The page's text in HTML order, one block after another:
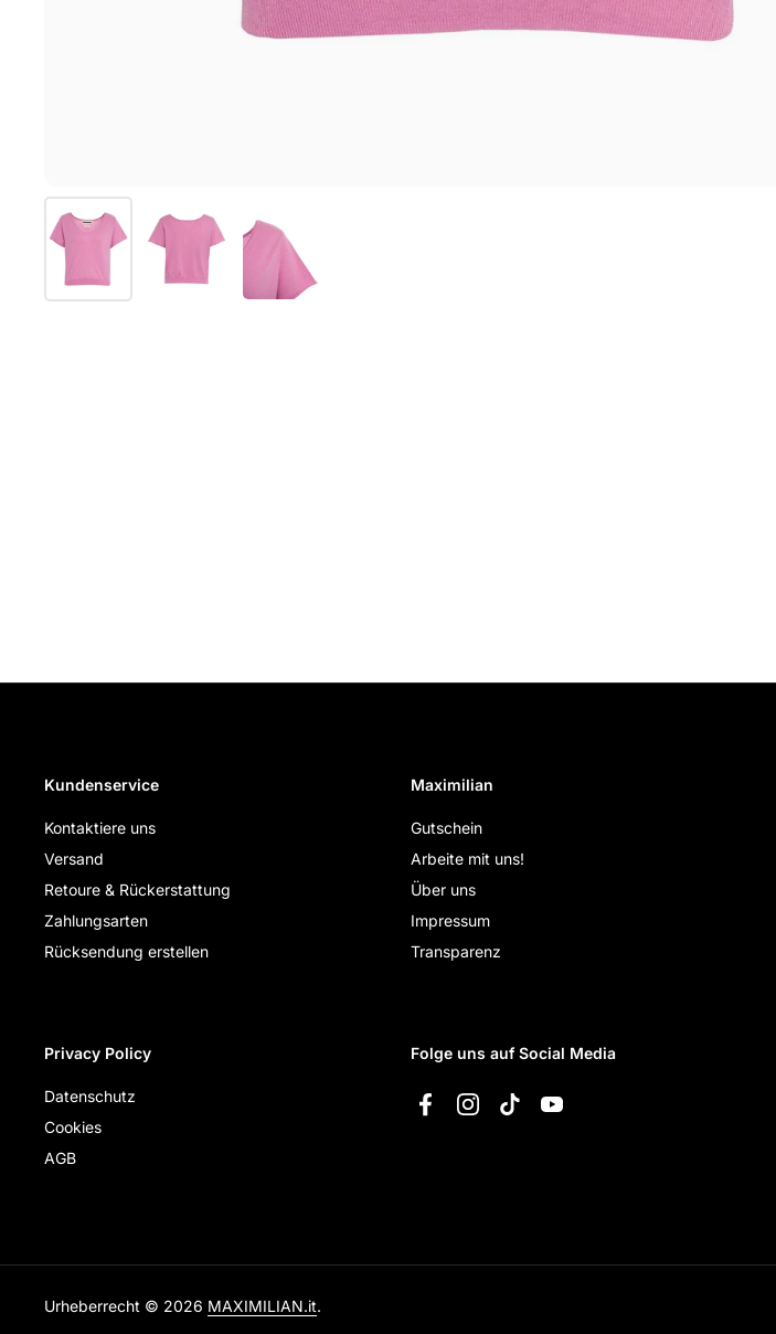
Kundenservice
Kontaktiere uns
Versand
Retoure & Rückerstattung
Zahlungsarten
Rücksendung erstellen
Maximilian
Gutschein
Arbeite mit uns!
Über uns
Impressum
Transparenz
Privacy Policy
Datenschutz
Cookies
AGB
Folge uns auf Social Media
FacebookInstagramTikTokYouTube
Urheberrecht © 2026 MAXIMILIAN.it.